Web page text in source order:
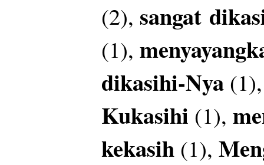
(2), sangat
(1),
dikasihi-Nya
Kukasihi (1),
kekasih (1),